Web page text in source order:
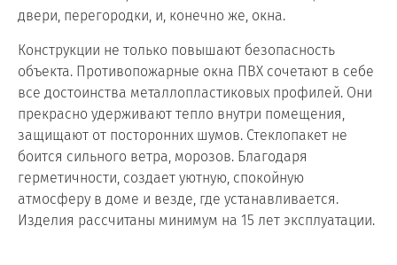
двери, перегородки, и, конечно же, окна.
Конструкции не только повышают безопасность
объекта. Противопожарные окна ПВХ сочетают в себе
все достоинства металлопластиковых профилей. Они
прекрасно удерживают тепло внутри помещения,
защищают от посторонних шумов. Стеклопакет не
боится сильного ветра, морозов. Благодаря
герметичности, создает уютную, спокойную
атмосферу в доме и везде, где устанавливается.
Изделия рассчитаны минимум на 15 лет эксплуатации.